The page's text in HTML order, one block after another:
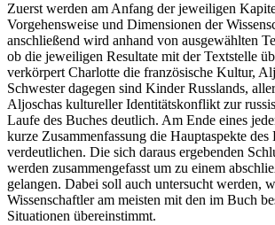
Zuerst werden am Anfang der jeweiligen
Vorgehensweise und Dimensionen der
anschließend wird anhand von ausgewählten
ob die jeweiligen Resultate mit der Textstelle
verkörpert Charlotte die französische Kultur,
Schwester dagegen sind Kinder Russlands,
Aljoschas kultureller Identitätskonflikt zur
Laufe des Buches deutlich. Am Ende eines
kurze Zusammenfassung die Hauptaspekte
verdeutlichen. Die sich daraus ergebenden
werden zusammengefasst um zu einem
gelangen. Dabei soll auch untersucht werden,
Wissenschaftler am meisten mit den im Buch
Situationen übereinstimmt.